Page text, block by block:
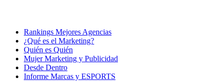
Rankings Mejores Agencias
¿Qué es el Marketing?
Quién es Quién
Mujer Marketing y Publicidad
Desde Dentro
Informe Marcas y ESPORTS